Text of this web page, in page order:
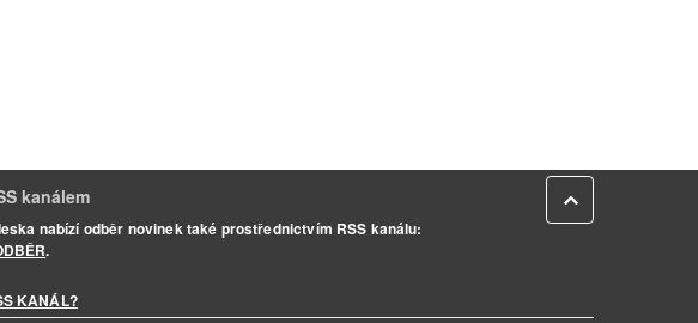
kanálem
nabízí odběr novinek také prostřednictvím RSS kanálu:
.
KANÁL?
Zpět na začátek